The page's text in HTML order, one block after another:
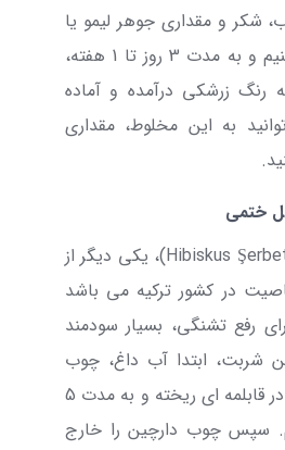
شکر و مقداری جوهر لیمو یا
آبلیمو، اضافه می کنیم و به مدت 3 روز تا 1 هفته،
رنگ زرشکی درآمده و آماده
به این مخلوط، مقداری
ختمی
Hibiskus)، یکی دیگر از
در کشور ترکیه می باشد
رفع تشنگی، بسیار سودمند
شربت، ابتدا آب داغ، چوب
دارچین و میخک را در قابلمه ای ریخته و به مدت 5
سپس چوب دارچین را خارج